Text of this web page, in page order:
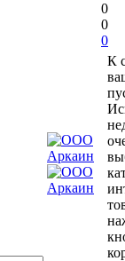
0
0
0
К